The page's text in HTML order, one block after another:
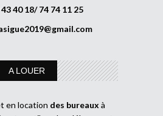
40 18/ 74 74 11 25
A LOUER
en location des bureaux à